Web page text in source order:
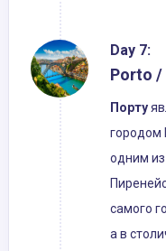
Day 7:
Porto /
Порту
городом
одним из
самого
а в